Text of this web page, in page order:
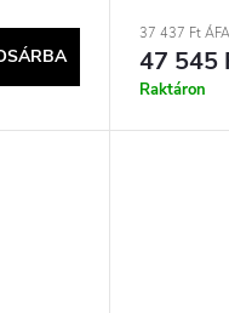
37 437 Ft
47 545
Raktáron